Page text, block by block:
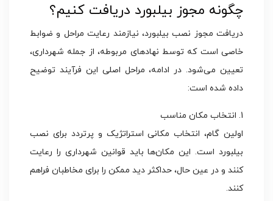
چگونه مجوز بیلبورد دریافت کنیم؟
دریافت مجوز نصب بیلبورد، نیازمند رعایت مراحل و ضوابط
خاصی است که توسط نهادهای مربوطه، از جمله شهرداری،
تعیین می‌شود. در ادامه، مراحل اصلی این فرآیند توضیح
داده شده است:
1. انتخاب مکان مناسب
اولین گام، انتخاب مکانی استراتژیک و پرتردد برای نصب
بیلبورد است. این مکان‌ها باید قوانین شهرداری را رعایت
کنند و در عین حال، حداکثر دید ممکن را برای مخاطبان فراهم
کنند.